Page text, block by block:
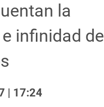
la
infinidad de
| 17:24